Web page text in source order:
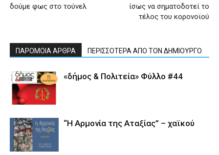
δούμε φως στο τούνελ
ίσως να σηματοδοτεί το
τέλος του κορονοϊού
ΠΑΡΟΜΟΙΑ ΑΡΘΡΑ ΠΕΡΙΣΣΟΤΕΡΑ ΑΠΟ ΤΟΝ ΔΗΜΙΟΥΡΓΟ
«δήμος & Πολιτεία» Φύλλο #44
“Η Αρμονία της Αταξίας” – χαϊκού